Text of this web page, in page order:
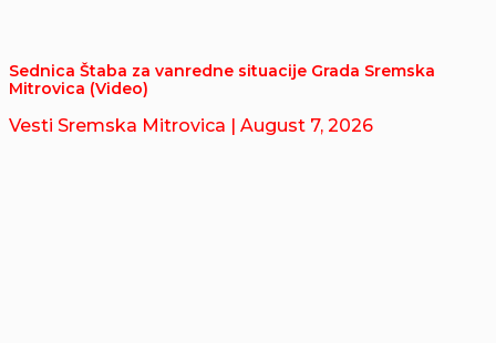
Sednica Štaba za vanredne situacije Grada Sremska
Mitrovica (Video)
Vesti Sremska Mitrovica | August 7, 2026